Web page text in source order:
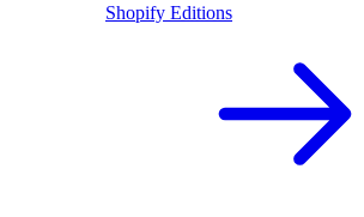
Shopify Editions